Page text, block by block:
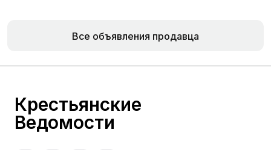
Все объявления продавца
Крестьянские
Ведомости